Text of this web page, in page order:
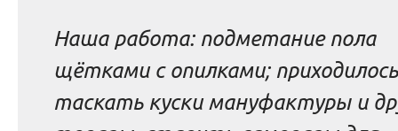
Наша работа: подметание пола
щётками с опилками; приходилось
таскать куски мануфактуры и